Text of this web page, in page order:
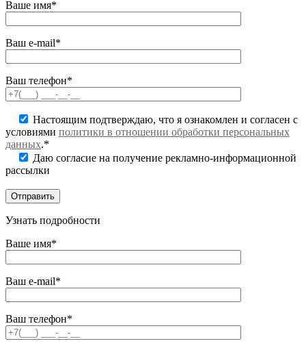
Ваше имя*
Ваш e-mail*
Ваш телефон*
Настоящим подтверждаю, что я ознакомлен и согласен с
условиями политики в отношении обработки персональных
данных.*
Даю согласие на получение рекламно-информационной
рассылки
Узнать подробности
Ваше имя*
Ваш e-mail*
Ваш телефон*